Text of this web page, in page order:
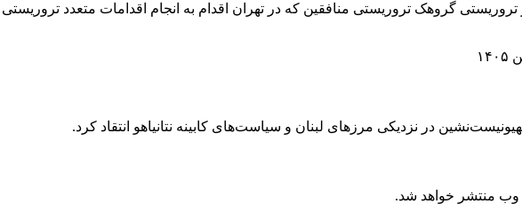
گروهک تروریستی منافقین که در تهران اقدام به انجام اقدامات متعدد
در نزدیکی مرزهای لبنان و سیاست‌های کابینه نتانیاهو انتقاد کرد.
وب منتشر خواهد شد.